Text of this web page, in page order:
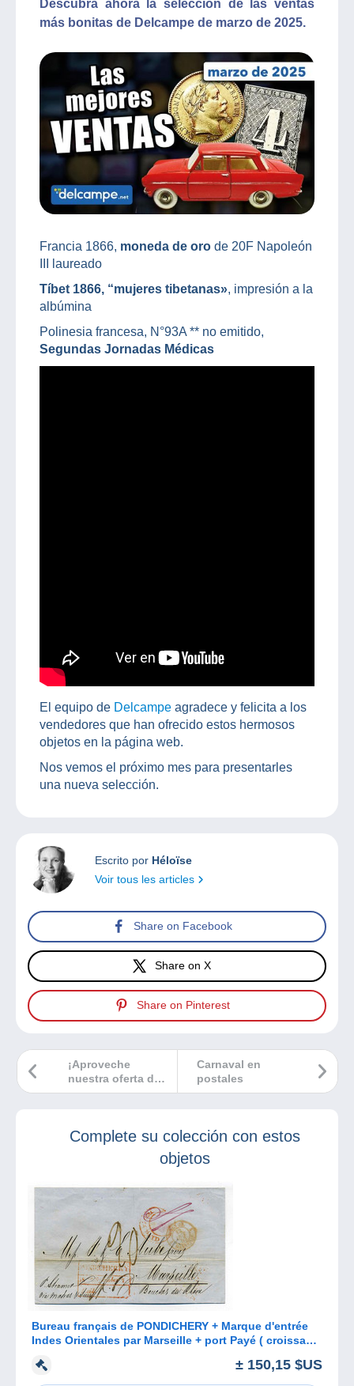
Descubra ahora la selección de las ventas
más bonitas de Delcampe de marzo de 2025.
Francia 1866, moneda de oro de 20F Napoleón
III laureado
Tíbet 1866, “mujeres tibetanas», impresión a la
albúmina
Polinesia francesa, N°93A ** no emitido,
Segundas Jornadas Médicas
El equipo de Delcampe agradece y felicita a los
vendedores que han ofrecido estos hermosos
objetos en la página web.
Nos vemos el próximo mes para presentarles
una nueva selección.
Escrito por Héloïse
Voir tous les articles
Share on Facebook
Share on X
Share on Pinterest
Carnaval en
postales
¡Aproveche
nuestra oferta de
abril en objetos a
Complete su colección con estos
objetos
Bureau français de PONDICHERY + Marque d'entrée
Indes Orientales par Marseille + port Payé ( croissant
± 150,15 $US